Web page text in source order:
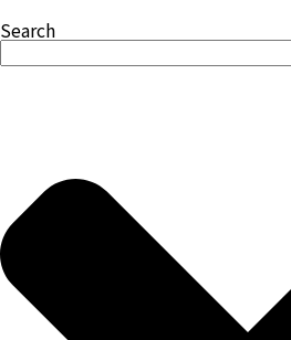
Search